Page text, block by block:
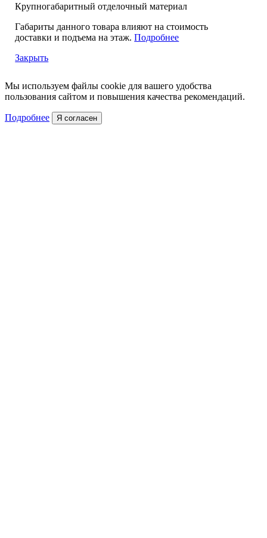
Крупногабаритный отделочный материал
Габариты данного товара влияют на стоимость
доставки и подъема на этаж.Подробнее
Закрыть
Мы используем файлы cookie для вашего удобства
пользования сайтом и повышения качества рекомендаций.
Подробнее Я согласен